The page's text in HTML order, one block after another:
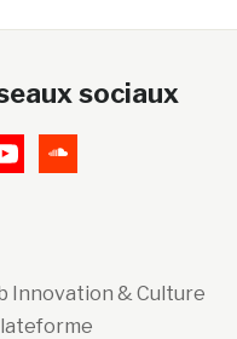
sociaux
Innovation & Culture